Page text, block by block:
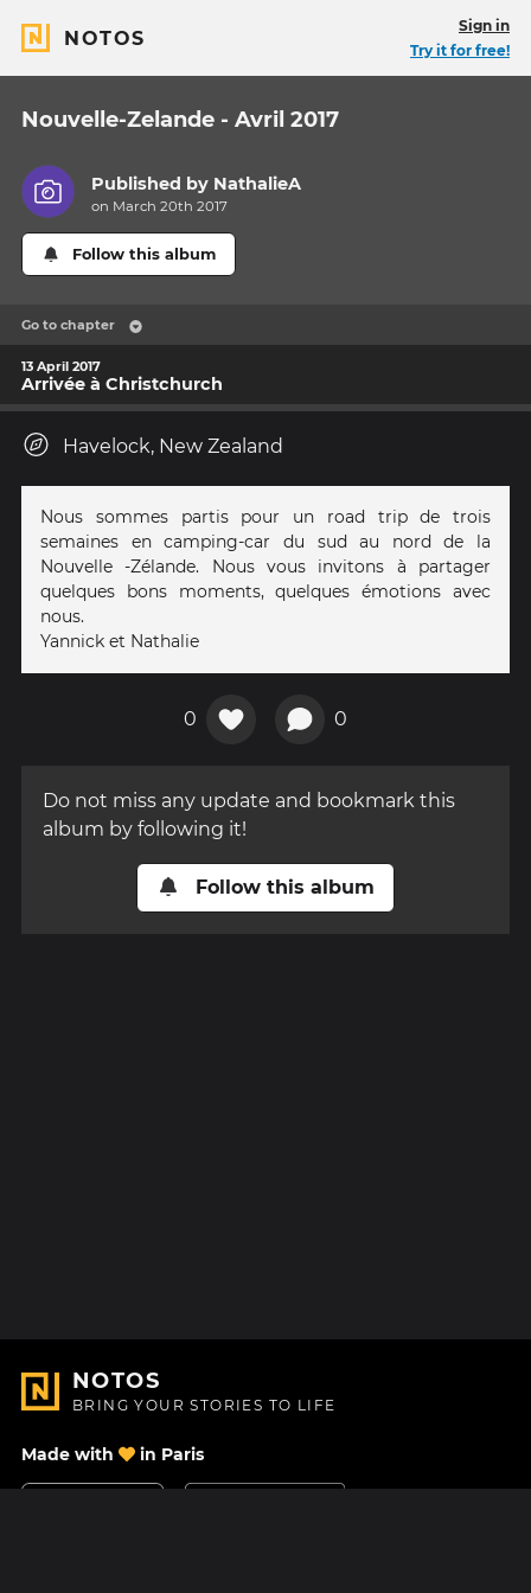
NOTOS
Sign in
Try it for free!
Nouvelle-Zelande - Avril 2017
Published by NathalieA
on March 20th 2017
Follow this album
Go to chapter
13 April 2017
Arrivée à Christchurch
Havelock, New Zealand
Nous sommes partis pour un road trip de trois
semaines en camping-car du sud au nord de la
Nouvelle -Zélande. Nous vous invitons à partager
quelques bons moments, quelques émotions avec
nous.
Yannick et Nathalie
0 0
Do not miss any update and bookmark this
album by following it!
Follow this album
NOTOS
BRING YOUR STORIES TO LIFE
Made with in Paris